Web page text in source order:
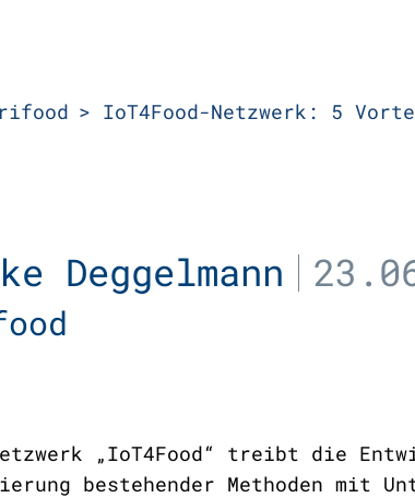
IoT4Food-Netzwerk: 5
Deggelmann
„IoT4Food“ treibt die
bestehender Methoden mit